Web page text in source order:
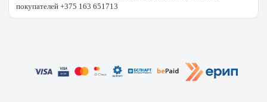
покупателей +375 163 651713